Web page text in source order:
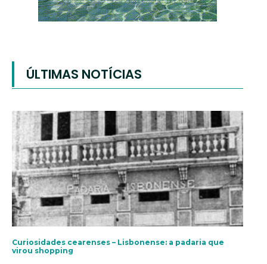
ÚLTIMAS NOTÍCIAS
Curiosidades cearenses – Lisbonense: a padaria que
virou shopping